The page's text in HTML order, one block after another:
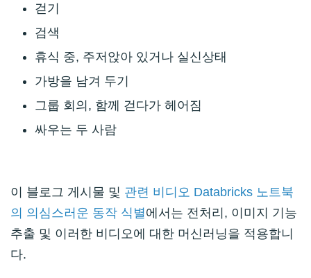
걷기
검색
휴식 중, 주저앉아 있거나 실신상태
가방을 남겨 두기
그룹 회의, 함께 걷다가 헤어짐
싸우는 두 사람
이 블로그 게시물 및 관련 비디오 Databricks 노트북
의 의심스러운 동작 식별 에서는 전처리, 이미지 기능
추출 및 이러한 비디오에 대한 머신러닝을 적용합니
다.